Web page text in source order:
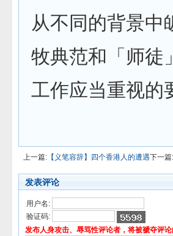
从不同的背景中
牧典范和「师徒
工作应当重视的
上一篇: 【义笔容辞】四个香港人的遭遇下一篇:
发表评论
用户名:
验证码:
发布人身攻击、辱骂性评论者，将被褫夺评论